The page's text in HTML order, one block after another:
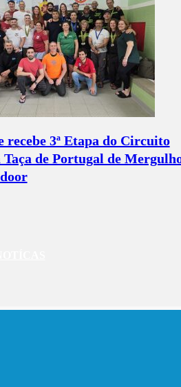
recebe 3ª Etapa do Circuito
Taça de Portugal de